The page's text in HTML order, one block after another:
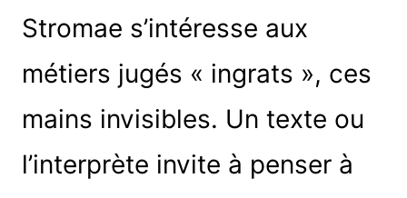
Stromae s’intéresse aux
métiers jugés « ingrats », ces
mains invisibles. Un texte ou
l’interprète invite à penser à